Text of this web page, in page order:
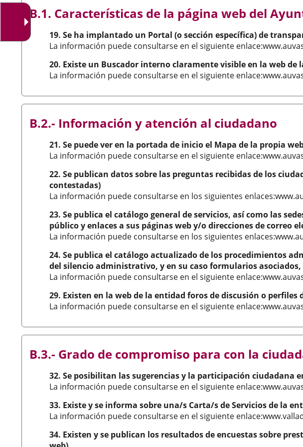
externa.externa.
aplicación
externa.
B.1. Características de la página web del
19. Se ha implantado un Portal (o sección específica) de
La información puede consultarse en el siguiente
20. Existe un Buscador interno claramente visible en la web de
La información puede consultarse en el siguiente
B.2.- Información y atención al ciudadano
21. Se puede ver en la portada de inicio el Mapa de la propia
La información puede consultarse en el siguiente
22. Se publican datos sobre las preguntas recibidas de los
contestadas)
La información puede consultarse en los siguientes
23. Se publica el catálogo general de servicios, así como las
público y enlaces a sus páginas web y/o direcciones de correo
La información puede consultarse en los siguientes
24. Se publica el catálogo actualizado de los procedimientos
del silencio administrativo, y en su caso formularios
La información puede consultarse en el siguiente
29. Existen en la web de la entidad foros de discusión o perfiles
La información puede consultarse en el siguiente
B.3.- Grado de compromiso para con la
32. Se posibilitan las sugerencias y la participación ciudadana
La información puede consultarse en el siguiente
33. Existe y se informa sobre una/s Carta/s de Servicios de la
La información puede consultarse en el siguiente
34. Existen y se publican los resultados de encuestas sobre